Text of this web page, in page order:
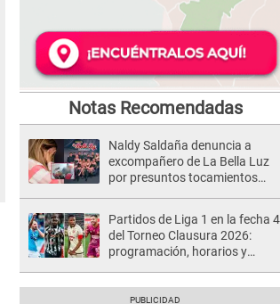
Notas Recomendadas
Naldy Saldaña denuncia a
excompañero de La Bella Luz
por presuntos tocamientos
Partidos de Liga 1 en la fecha 4
del Torneo Clausura 2026:
programación, horarios y